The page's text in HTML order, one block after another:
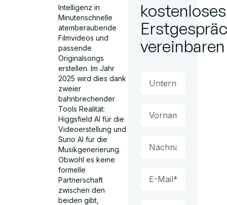
Intelligenz in
Minutenschnelle
atemberaubende
Filmvideos und
passende
Originalsongs
erstellen. Im Jahr
2025 wird dies dank
zweier
bahnbrechender
Tools Realität:
Higgsfield AI für die
Videoerstellung und
Suno AI für die
Musikgenerierung.
Obwohl es keine
formelle
Partnerschaft
zwischen den
beiden gibt,
kostenloses
vereinbaren